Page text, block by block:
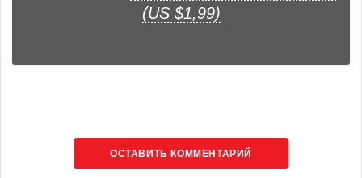
(US $1,99)
ОСТАВИТЬ КОММЕНТАРИЙ